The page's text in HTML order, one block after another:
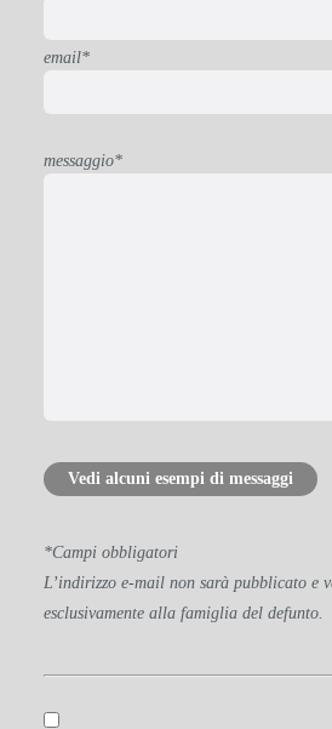
email*
messaggio*
Vedi alcuni esempi di messaggi
*Campi obbligatori
L’indirizzo e-mail non sarà pubblicato e
esclusivamente alla famiglia del defunto.